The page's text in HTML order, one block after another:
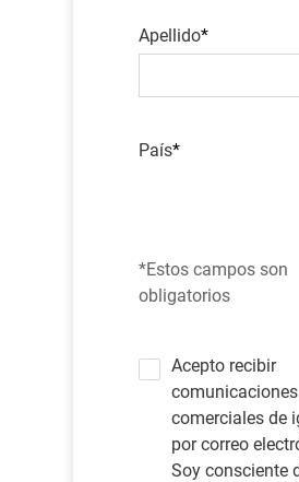
Apellido
País
*Estos campos son
obligatorios
Acepto recibir
comunicaciones
comerciales de
por correo
Soy consciente